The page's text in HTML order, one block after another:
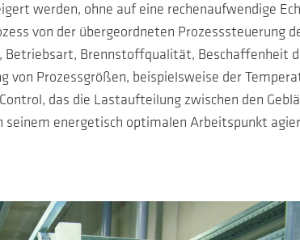
werden, ohne auf eine rechenaufwendige
von der übergeordneten Prozesssteuerung
Betriebsart, Brennstoffqualität, Beschaffenheit
Prozessgrößen, beispielsweise der
das die Lastaufteilung zwischen den
seinem energetisch optimalen Arbeitspunkt